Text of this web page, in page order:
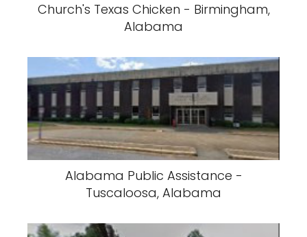
Church's Texas Chicken - Birmingham,
Alabama
Alabama Public Assistance -
Tuscaloosa, Alabama